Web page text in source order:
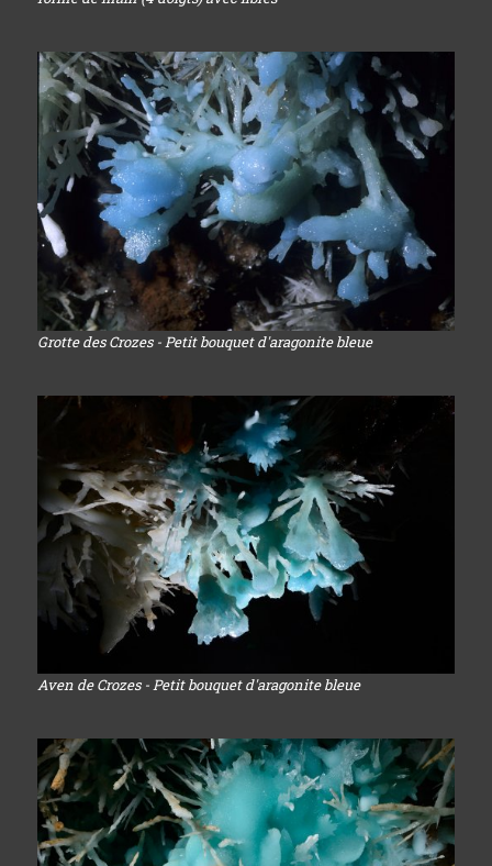
Grotte des Crozes - Petit bouquet d'aragonite bleue
Aven de Crozes - Petit bouquet d'aragonite bleue